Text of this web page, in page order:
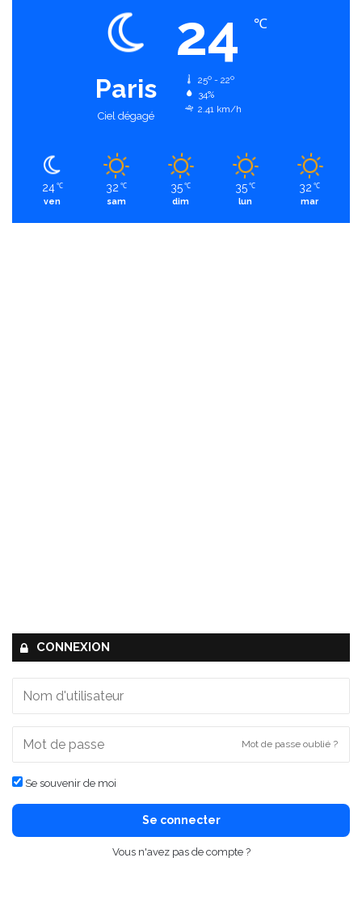
Paris
Ciel dégagé
24 ℃
25º - 22º
34%
2.41 km/h
24 ℃
ven
32 ℃
sam
35 ℃
dim
35 ℃
lun
32 ℃
mar
CONNEXION
Mot de passe oublié ?
Se souvenir de moi
Se connecter
Vous n'avez pas de compte ?